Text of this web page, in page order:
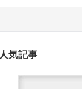
人気記事